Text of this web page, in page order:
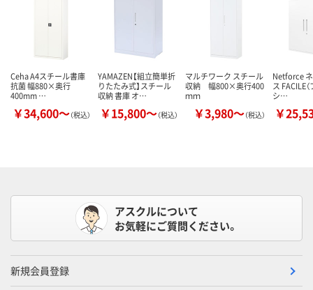
Ceha A4スチール書庫
抗菌 幅880×奥行
400mm …
￥34,600～（税込）
YAMAZEN【組立簡単折
りたたみ式】スチール
収納 書庫 オ…
￥15,800～（税込）
マルチワーク スチール
収納 幅800×奥行400
ｍｍ
￥3,980～（税込）
Netforce
ス FACILE
シ…
￥
アスクルについて
お気軽にご質問ください。
新規会員登録